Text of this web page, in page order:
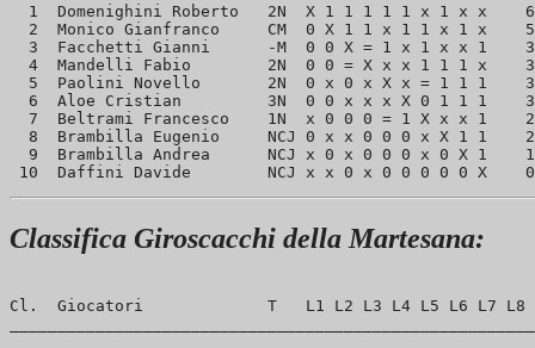
1  Domenighini Roberto   2N  X 1 1 1 1 1 x 1 x x
2  Monico Gianfranco     CM  0 X 1 1 x 1 1 x 1 x
3  Facchetti Gianni      -M  0 0 X = 1 x 1 x x 1
4  Mandelli Fabio        2N  0 0 = X x x 1 1 1 x
5  Paolini Novello       2N  0 x 0 x X x = 1 1 1
6  Aloe Cristian         3N  0 0 x x x X 0 1 1 1
7  Beltrami Francesco    1N  x 0 0 0 = 1 X x x 1
8  Brambilla Eugenio     NCJ 0 x x 0 0 0 x X 1 1
9  Brambilla Andrea      NCJ x 0 x 0 0 0 x 0 X 1
Classifica Giroscacchi della Martesana:
Cl.  Giocatori             T   L1 L2 L3 L4 L5 L6 L7 L8